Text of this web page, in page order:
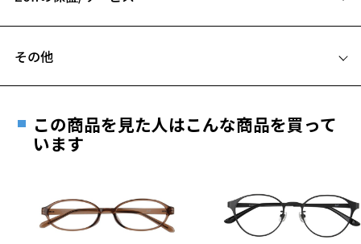
お気に入りに追加済です。
CLASSIC(クラシック) 特集ページをみる
※アウトレット商品は、販売から一定期間経過した商品などです。キ
フレームとレンズの合計料金を知りたい方へ
安心1 フレーム１年間品質保証
きます。
※保証期間内に交換が行われた場合、保証期間は初期の期間から
その他
ご希望のお客さまは、「レンズ交換券」をお選びのうえ、
最寄りのZoff実店舗にてレンズをお買い求めください。
※サングラスやパッケージ品では「レンズ交換券」はお選び
談ください。
この商品を見た人はこんな商品を買って
います